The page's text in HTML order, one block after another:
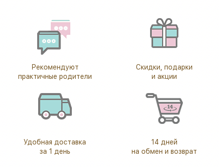
Рекомендуют
практичные родители
Скидки, подарки
и акции
Удобная доставка
за 1 день
14 дней
на обмен и возврат